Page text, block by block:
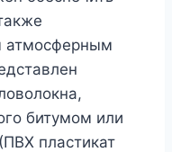
атмосферным
битумом или
пластикат